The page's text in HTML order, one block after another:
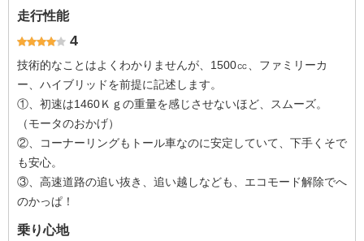
走行性能
4
技術的なことはよくわかりませんが、1500㏄、ファミリーカ
ー、ハイブリッドを前提に記述します。
①、初速は1460Ｋｇの重量を感じさせないほど、スムーズ。
（モータのおかげ）
②、コーナーリングもトール車なのに安定していて、下手くそで
も安心。
③、高速道路の追い抜き、追い越しなども、エコモード解除でへ
のかっぱ！
乗り心地